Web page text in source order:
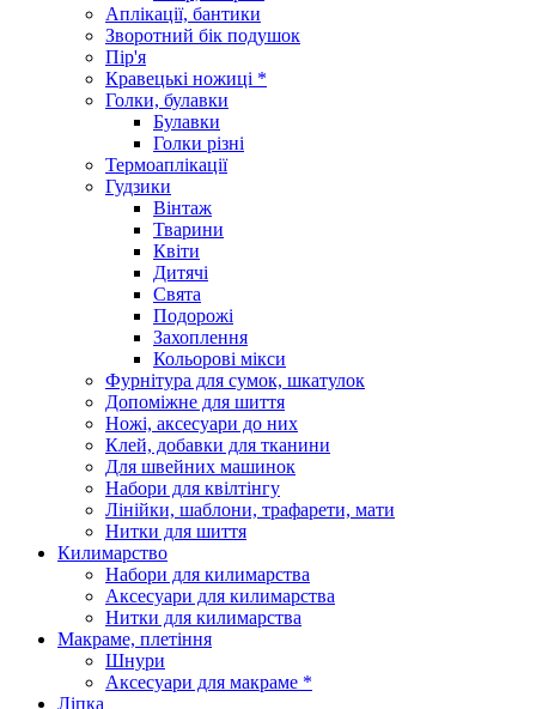
Аплікації, бантики
Зворотний бік подушок
Пір'я
Кравецькі ножиці *
Голки, булавки
Булавки
Голки різні
Термоаплікації
Гудзики
Вінтаж
Тварини
Квіти
Дитячі
Свята
Подорожі
Захоплення
Кольорові мікси
Фурнітура для сумок, шкатулок
Допоміжне для шиття
Ножі, аксесуари до них
Клей, добавки для тканини
Для швейних машинок
Набори для квілтінгу
Лінійки, шаблони, трафарети, мати
Нитки для шиття
Килимарство
Набори для килимарства
Аксесуари для килимарства
Нитки для килимарства
Макраме, плетіння
Шнури
Аксесуари для макраме *
Ліпка